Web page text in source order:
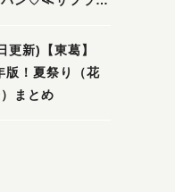
更新)【東葛】
版！夏祭り（花
まとめ